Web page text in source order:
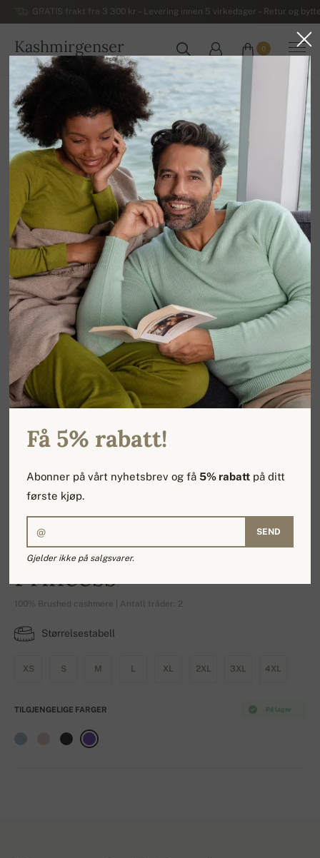
GRATIS frakt fra 3 300 kr – Levering innen 5 virkedager – Retur og
Kashmirgenser
NORGE
0
Hjem
Luksuriøse damegensere i kashmir
Damegensere med rund hals
Princess
100% Brushed cashmere | Antall tråder: 2
Størrelsestabell
XS S M L XL 2XL 3XL 4XL
På lager
TILGJENGELIGE FARGER
Få 5% rabatt!
Abonner på vårt nyhetsbrev og få5% rabatt på ditt
første kjøp.
SEND
Gjelder ikke på salgsvarer.